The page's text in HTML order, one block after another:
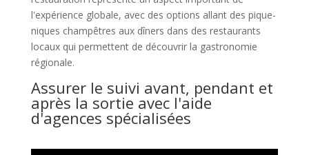
l'expérience globale, avec des options allant des pique-
niques champêtres aux dîners dans des restaurants
locaux qui permettent de découvrir la gastronomie
régionale.
Assurer le suivi avant, pendant et
après la sortie avec l'aide
d'agences spécialisées